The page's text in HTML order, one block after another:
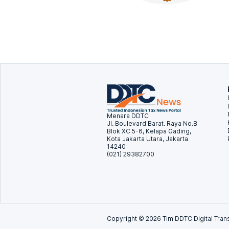
Menara DDTC
Jl. Boulevard Barat. Raya No.B
Blok XC 5-6, Kelapa Gading,
Kota Jakarta Utara, Jakarta
14240
(021) 29382700
Copyright © 2026 Tim DDTC Digital